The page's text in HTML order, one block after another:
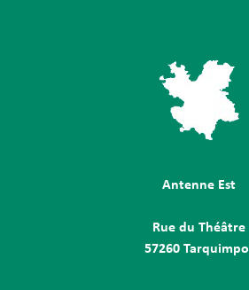
Antenne Est
Rue du Théâtre
57260 Tarquimpol